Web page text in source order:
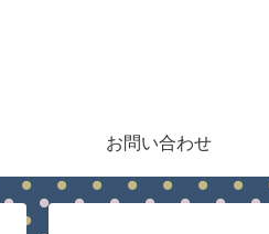
お問い合わせ